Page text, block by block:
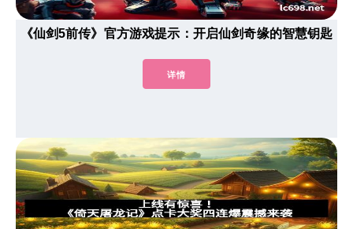
《仙剑5前传》官方游戏提示：开启仙剑奇缘的智慧钥匙
详情